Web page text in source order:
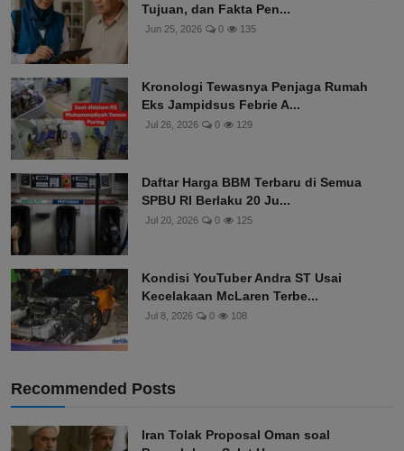
Tujuan, dan Fakta Pen...
Jun 25, 2026 0 135
Kronologi Tewasnya Penjaga Rumah
Eks Jampidsus Febrie A...
Jul 26, 2026 0 129
Daftar Harga BBM Terbaru di Semua
SPBU RI Berlaku 20 Ju...
Jul 20, 2026 0 125
Kondisi YouTuber Andra ST Usai
Kecelakaan McLaren Terbe...
Jul 8, 2026 0 108
Recommended Posts
Iran Tolak Proposal Oman soal